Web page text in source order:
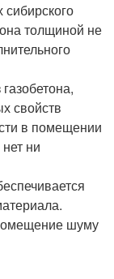
толщиной не
свойств
в помещении
ни
шуму